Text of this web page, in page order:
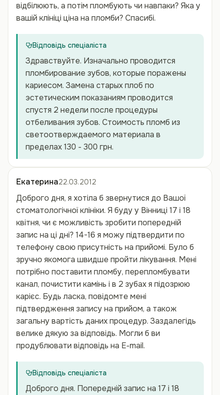
відбілюють, а потім пломбують чи навпаки? Яка у
вашій клініці ціна на пломби? Спасибі.
Відповідь спеціаліста
Здравствуйте. Изначально проводится
пломбирование зубов, которые поражены
кариесом. Замена старых плоб по
эстетическим показаниям проводится
спустя 2 недели после процедуры
отбеливания зубов. Стоимость пломб из
светоотверждаемого материала в
пределах 130 - 300 грн.
Екатерина22.03.2012
Доброго дня, я хотіла б звернутися до Вашої
стоматологічної клініки. Я буду у Вінниці 17 і 18
квітня, чи є можливість зробити попередній
запис на ці дні? 14-16 я можу підтвердити по
телефону свою присутність на прийомі. Було б
зручно якомога швидше пройти лікування. Мені
потрібно поставити пломбу, перепломбувати
канал, почистити камінь і в 2 зубах я підозрюю
карієс. Будь ласка, повідомте мені
підтвердження запису на прийом, а також
загальну вартість даних процедур. Заздалегідь
велике дякую за відповідь. Могли б ви
продублювати відповідь на Е-mail.
Відповідь спеціаліста
Доброго дня. Попередній запис на 17 і 18